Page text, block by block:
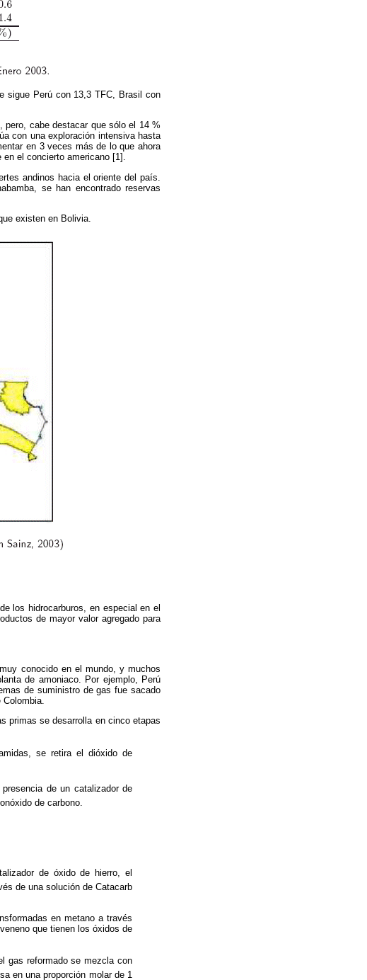
sigue Perú con 13,3 TFC, Brasil con
pero, cabe destacar que sólo el 14 %
con una exploración intensiva hasta
en 3 veces más de lo que ahora
el concierto americano [1].
andinos hacia el oriente del país.
se han encontrado reservas
existen en Bolivia.
los hidrocarburos, en especial en el
de mayor valor agregado para
conocido en el mundo, y muchos
de amoniaco. Por ejemplo, Perú
de suministro de gas fue sacado
primas se desarrolla en cinco etapas
se retira el dióxido de
de un catalizador de
de carbono.
de óxido de hierro, el
de una solución de Catacarb
en metano a través
que tienen los óxidos de
gas reformado se mezcla con
en una proporción molar de 1